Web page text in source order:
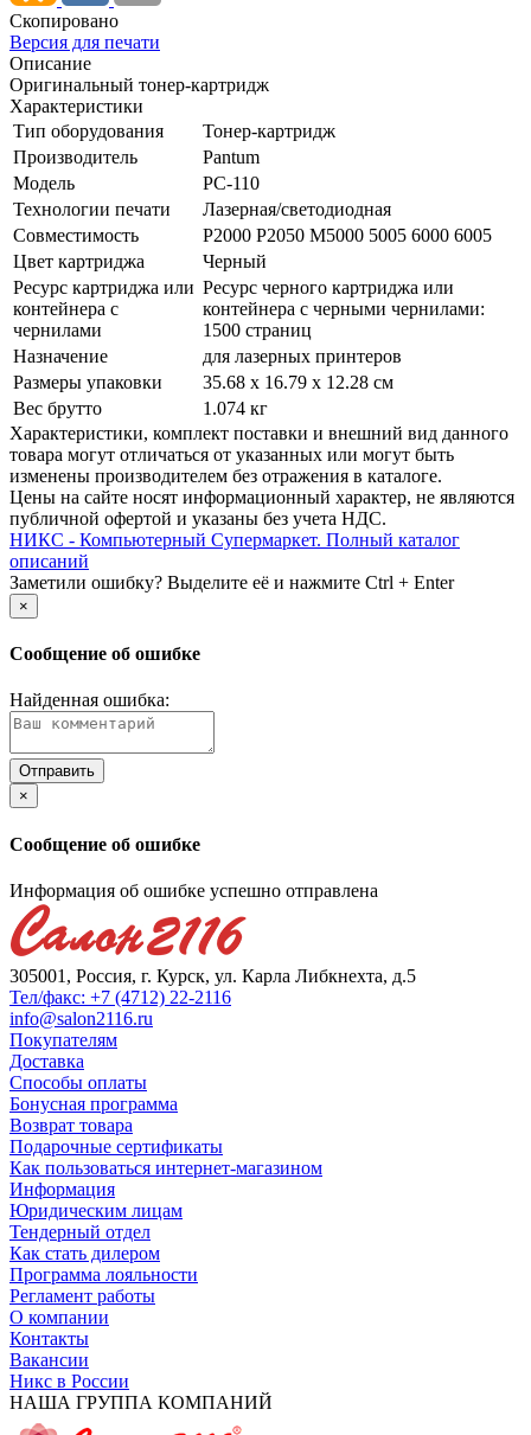
Скопировано
Версия для печати
Описание
Оригинальный тонер-картридж
Характеристики
Тип оборудования
Тонер-картридж
Производитель
Pantum
Модель
PC-110
Технологии печати
Лазерная/­светодиодная
Совместимость
P2000 P2050 M5000 5005 6000 6005
Цвет картриджа
Черный
Ресурс картриджа или
контейнера с
чернилами
Ресурс черного картриджа или
контейнера с черными чернилами:
1500 страниц
Назначение
для лазерных принтеров
Размеры упаковки
35.68 x 16.79 x 12.28 см
Вес брутто
1.074 кг
Xарактеристики, комплект поставки и внешний вид данного
товара могут отличаться от указанных или могут быть
изменены производителем без отражения в каталоге.
Цены на сайте носят информационный характер, не являются
публичной офертой и указаны без учета НДС.
НИКС - Компьютерный Cупермаркет. Полный каталог
описаний
Заметили ошибку? Выделите её и нажмите Ctrl + Enter
×
Сообщение об ошибке
Найденная ошибка:
×
Сообщение об ошибке
Информация об ошибке успешно отправлена
305001, Россия, г. Курск, ул. Карла Либкнехта, д.5
Тел/факс: +7 (4712) 22-2116
info@salon2116.ru
Покупателям
Доставка
Способы оплаты
Бонусная программа
Возврат товара
Подарочные сертификаты
Как пользоваться интернет-магазином
Информация
Юридическим лицам
Тендерный отдел
Как стать дилером
Программа лояльности
Регламент работы
О компании
Контакты
Вакансии
Никс в России
НАША ГРУППА КОМПАНИЙ